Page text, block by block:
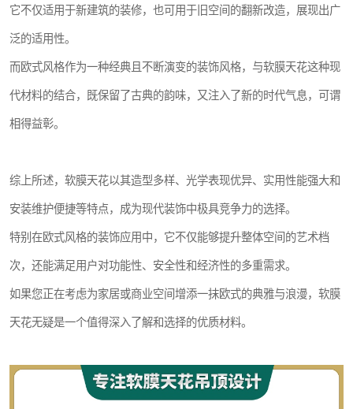
它不仅适用于新建筑的装修，也可用于旧空间的翻新改造，展现出广
泛的适用性。
而欧式风格作为一种经典且不断演变的装饰风格，与软膜天花这种现
代材料的结合，既保留了古典的韵味，又注入了新的时代气息，可谓
相得益彰。
综上所述，软膜天花以其造型多样、光学表现优异、实用性能强大和
安装维护便捷等特点，成为现代装饰中极具竞争力的选择。
特别在欧式风格的装饰应用中，它不仅能够提升整体空间的艺术档
次，还能满足用户对功能性、安全性和经济性的多重需求。
如果您正在考虑为家居或商业空间增添一抹欧式的典雅与浪漫，软膜
天花无疑是一个值得深入了解和选择的优质材料。